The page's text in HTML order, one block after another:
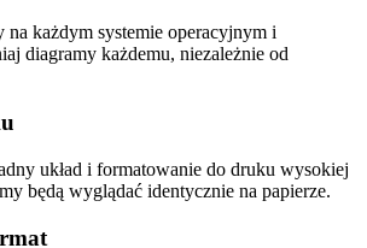
na każdym systemie operacyjnym i
diagramy każdemu, niezależnie od
układ i formatowanie do druku wysokiej
będą wyglądać identycznie na papierze.